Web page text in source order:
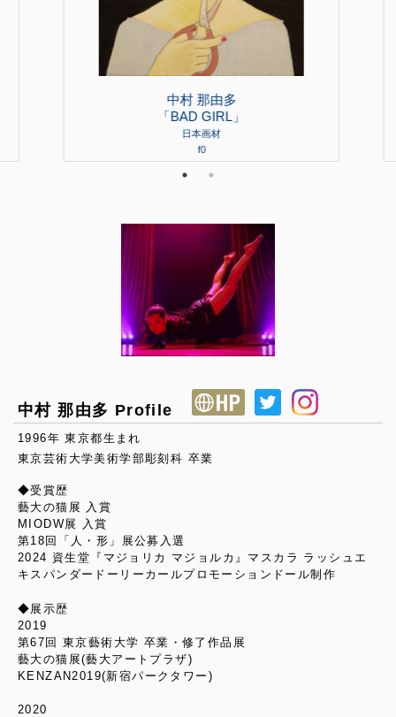
中村 那由多
「BAD GIRL」
日本画材
f0
中村 那由多 Profile
1996年 東京都生まれ
東京芸術大学美術学部彫刻科 卒業
◆受賞歴
藝大の猫展 入賞
MIODW展 入賞
第18回「人・形」展公募入選
2024 資生堂『マジョリカ マジョルカ』マスカラ ラッシュエ
キスパンダードーリーカールプロモーションドール制作
◆展示歴
2019
第67回 東京藝術大学 卒業・修了作品展
藝大の猫展(藝大アートプラザ)
KENZAN2019(新宿パークタワー)
2020